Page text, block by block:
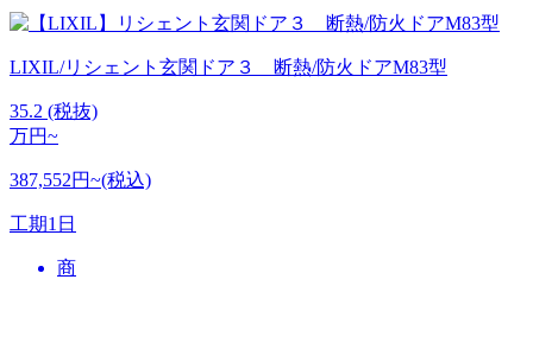
LIXIL/リシェント玄関ドア３ 断熱/防火ドアM83型
35.2 (税抜)
万円~
387,552円~(税込)
工期1日
商